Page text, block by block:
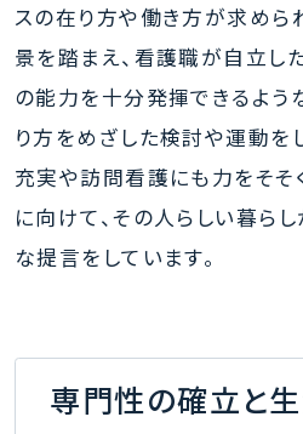
スの在り方や働き方が求めら
景を踏まえ、看護職が自立し
の能力を十分発揮できるよ
り方をめざした検討や運動を
充実や訪問看護にも力をそそ
に向けて、その人らしい暮ら
な提言をしています。
専門性の確立と